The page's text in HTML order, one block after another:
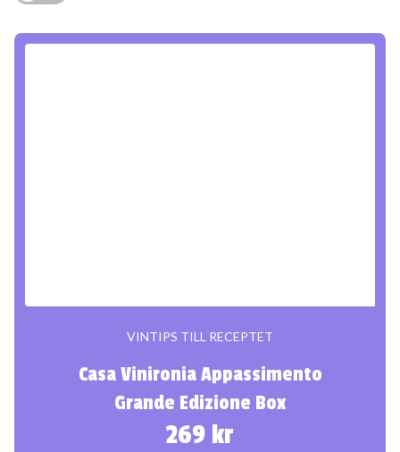
VINTIPS TILL RECEPTET
Casa Vinironia Appassimento
Grande Edizione Box
269 kr